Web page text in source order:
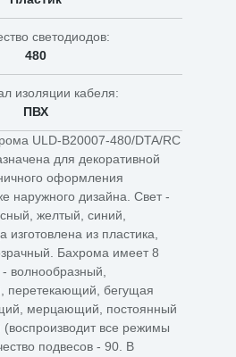
светодиодов:
480
изоляции кабеля:
ПВХ
ULD-B20007-480/DTA/RC
для декоративной
оформления
наружного дизайна. Свет -
желтый, синий,
изготовлена из пластика,
Бахрома имеет 8
волнообразный,
перетекающий, бегущая
мерцающий, постоянный
все режимы
подвесов - 90. В